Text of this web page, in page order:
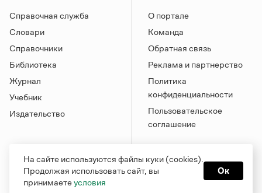
Справочная служба
Словари
Справочники
Библиотека
Журнал
Учебник
Издательство
О портале
Команда
Обратная связь
Реклама и партнерство
Политика
конфиденциальности
Пользовательское
соглашение
На сайте используются файлы куки (cookies).
Продолжая использовать сайт, вы
принимаетеусловия
Ок